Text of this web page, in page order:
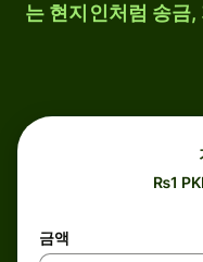
는 현지인처럼 송금
₨1
금액